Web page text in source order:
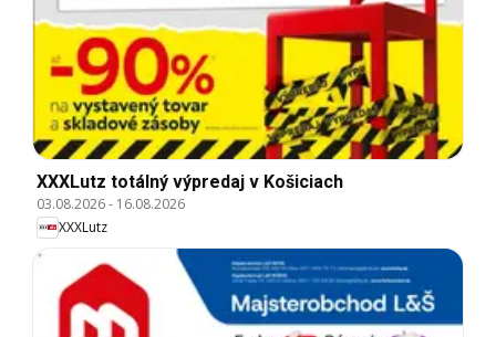
XXXLutz totálný výpredaj v Košiciach
03.08.2026- 16.08.2026
XXXLutz